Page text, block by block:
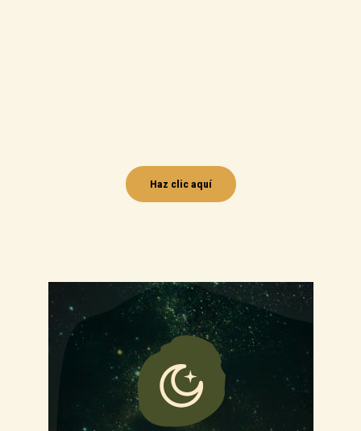
Haz clic aquí